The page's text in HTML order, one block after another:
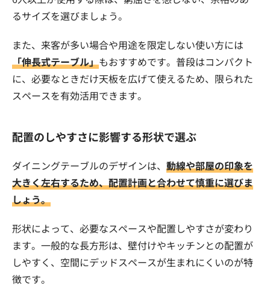
るサイズを選びましょう。
また、来客が多い場合や用途を限定しない使い方には
「伸長式テーブル」もおすすめです。普段はコンパクト
に、必要なときだけ天板を広げて使えるため、限られた
スペースを有効活用できます。
配置のしやすさに影響する形状で選ぶ
ダイニングテーブルのデザインは、 動線や部屋の印象を
大きく左右するため、配置計画と合わせて慎重に選びま
しょう。
形状によって、必要なスペースや配置しやすさが変わり
ます。一般的な長方形は、壁付けやキッチンとの配置が
しやすく、空間にデッドスペースが生まれにくいのが特
徴です。